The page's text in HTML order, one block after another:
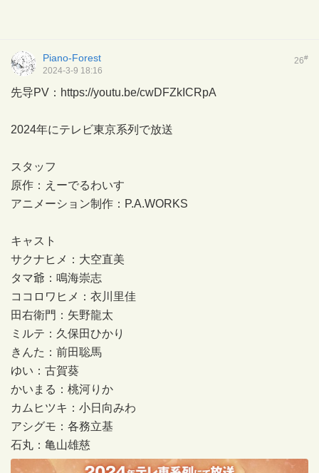
26#
Piano-Forest
2024-3-9 18:16
先导PV： https://youtu.be/cwDFZkICRpA
2024年にテレビ東京系列で放送
スタッフ
原作：えーでるわいす
アニメーション制作：P.A.WORKS
キャスト
サクナヒメ：大空直美
タマ爺：鳴海崇志
ココロワヒメ：衣川里佳
田右衛門：矢野龍太
ミルテ：久保田ひかり
きんた：前田聡馬
ゆい：古賀葵
かいまる：桃河りか
カムヒツキ：小日向みわ
アシグモ：各務立基
石丸：亀山雄慈